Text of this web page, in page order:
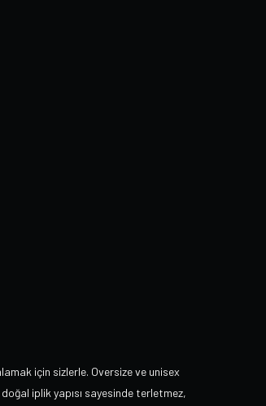
için sizlerle. Oversize ve unisex
iplik yapısı sayesinde terletmez,